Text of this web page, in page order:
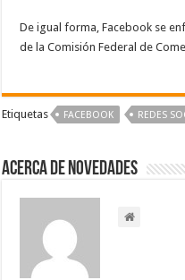
De igual forma, Facebook se
de la Comisión Federal de
Etiquetas FACEBOOK REDES
Acerca de NOVEDADES